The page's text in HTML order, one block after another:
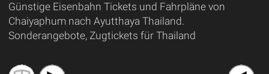
Günstige Eisenbahn Tickets und Fahrpläne von
Chaiyaphum nach Ayutthaya Thailand.
Sonderangebote, Zugtickets für Thailand